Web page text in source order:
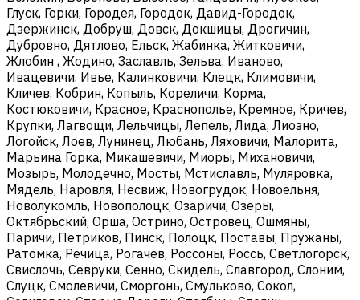
Глуск, Горки, Городея, Городок, Давид-Городок,
Дзержинск, Добруш, Довск, Докшицы, Дрогичин,
Дубровно, Дятлово, Ельск, Жабинка, Житковичи,
Жлобин , Жодино, Заславль, Зельва, Иваново,
Ивацевичи, Ивье, Калинковичи, Клецк, Климовичи,
Кличев, Кобрин, Копыль, Кореличи, Корма,
Костюковичи, Красное, Краснополье, Кремное, Кричев,
Крупки, Лагвощи, Лельчицы, Лепель, Лида, Лиозно,
Логойск, Лоев, Лунинец, Любань, Ляховичи, Малорита,
Марьина Горка, Микашевичи, Миоры, Михановичи,
Мозырь, Молодечно, Мосты, Мстиславль, Муляровка,
Мядель, Наровля, Несвиж, Новогрудок, Новоельня,
Новолукомль, Новополоцк, Озаричи, Озеры,
Октябрьский, Орша, Острино, Островец, Ошмяны,
Паричи, Петриков, Пинск, Полоцк, Поставы, Пружаны,
Ратомка, Речица, Рогачев, Россоны, Россь, Светлогорск,
Свислочь, Севруки, Сенно, Скидель, Славгород, Слоним,
Слуцк, Смолевичи, Сморгонь, Смульково, Сокол,